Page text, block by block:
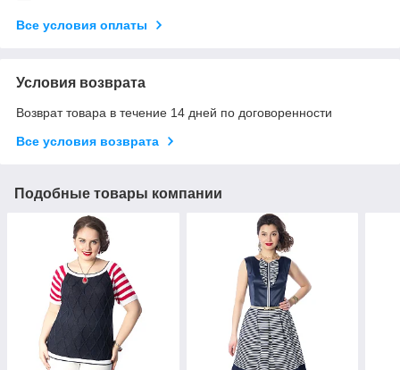
Все условия оплаты
Условия возврата
Возврат товара в течение 14 дней по договоренности
Все условия возврата
Подобные товары компании